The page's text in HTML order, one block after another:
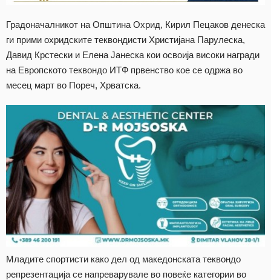
Градоначалникот на Општина Охрид, Кирил Пецаков денеска
ги прими охридските теквондисти Христијана Парулеска,
Давид Крстески и Елена Јанеска кои освоија високи награди
на Европското теквондо ИТФ првенство кое се одржа во
месец март во Пореч, Хрватска.
Младите спортисти како дел од македонската теквондо
репрезентација се напреварувале во повеќе категории во